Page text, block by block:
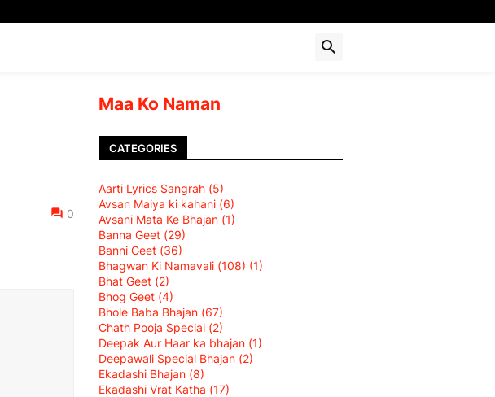
0
Maa Ko Naman
CATEGORIES
Aarti Lyrics Sangrah (5)
Avsan Maiya ki kahani (6)
Avsani Mata Ke Bhajan (1)
Banna Geet (29)
Banni Geet (36)
Bhagwan Ki Namavali (108) (1)
Bhat Geet (2)
Bhog Geet (4)
Bhole Baba Bhajan (67)
Chath Pooja Special (2)
Deepak Aur Haar ka bhajan (1)
Deepawali Special Bhajan (2)
Ekadashi Bhajan (8)
Ekadashi Vrat Katha (17)